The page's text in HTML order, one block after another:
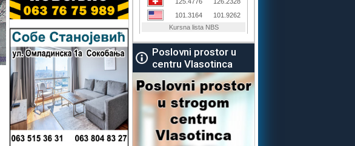
Poslovni prostor u
centru Vlasotinca